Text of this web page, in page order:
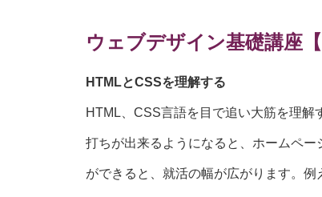
ウェブデザイン基礎講座【
HTMLとCSSを理解する
HTML、CSS言語を目で追い大筋を理
打ちが出来るようになると、ホームペ
ができると、就活の幅が広がります。